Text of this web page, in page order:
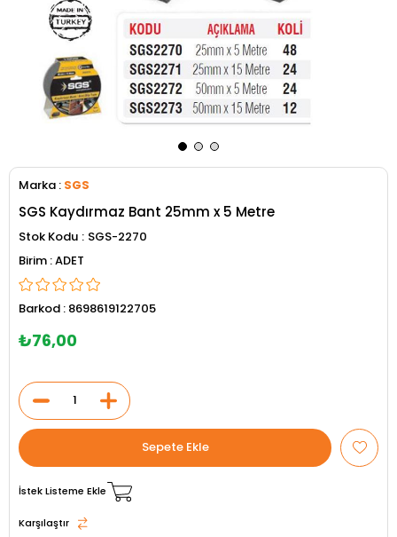
Marka : SGS
SGS Kaydırmaz Bant 25mm x 5 Metre
Stok Kodu
SGS-2270
ADET
Barkod : 8698619122705
₺76,00
İstek Listeme Ekle
Karşılaştır